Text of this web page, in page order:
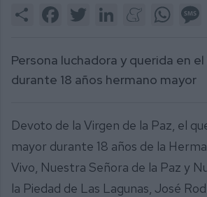
36
Share FacebookTwitter LinkedInMeneame
Persona luchadora y querida en
durante 18 años hermano mayor
Devoto de la Virgen de la Paz, el
mayor durante 18 años de la
Vivo, Nuestra Señora de la Paz y
la Piedad de Las Lagunas, José